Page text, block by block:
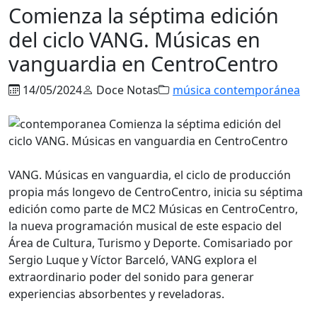
Comienza la séptima edición
del ciclo VANG. Músicas en
vanguardia en CentroCentro
14/05/2024 Doce Notas música contemporánea
VANG. Músicas en vanguardia, el ciclo de producción
propia más longevo de CentroCentro, inicia su séptima
edición como parte de MC2 Músicas en CentroCentro,
la nueva programación musical de este espacio del
Área de Cultura, Turismo y Deporte. Comisariado por
Sergio Luque y Víctor Barceló, VANG explora el
extraordinario poder del sonido para generar
experiencias absorbentes y reveladoras.